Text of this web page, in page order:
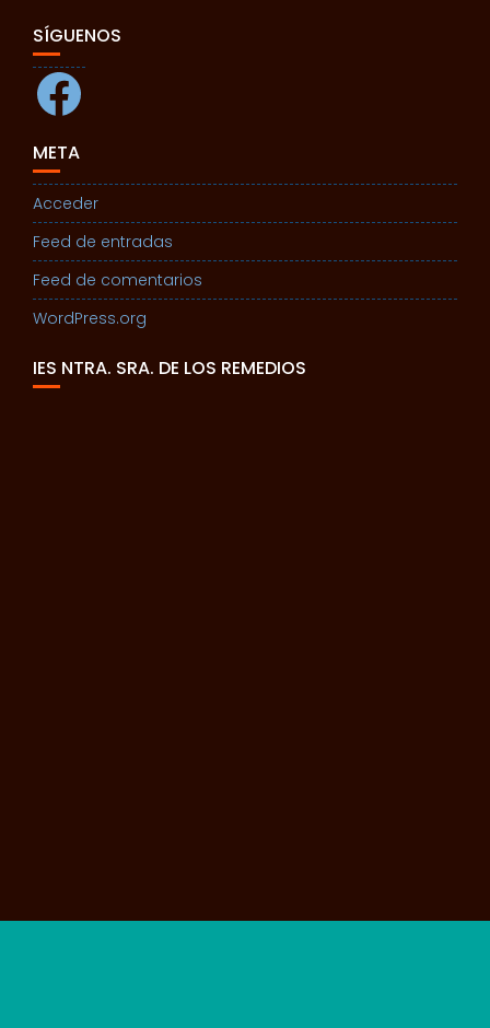
SÍGUENOS
Facebook
META
Acceder
Feed de entradas
Feed de comentarios
WordPress.org
IES NTRA. SRA. DE LOS REMEDIOS